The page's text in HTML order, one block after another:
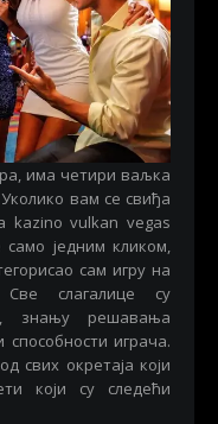
има четири ваљка
вам се свиђа
kazino vulkan vegas
једним кликом,
сам игру на
Све слагалице су
знању решавања
играча.
свих окретаја који
који су следећи